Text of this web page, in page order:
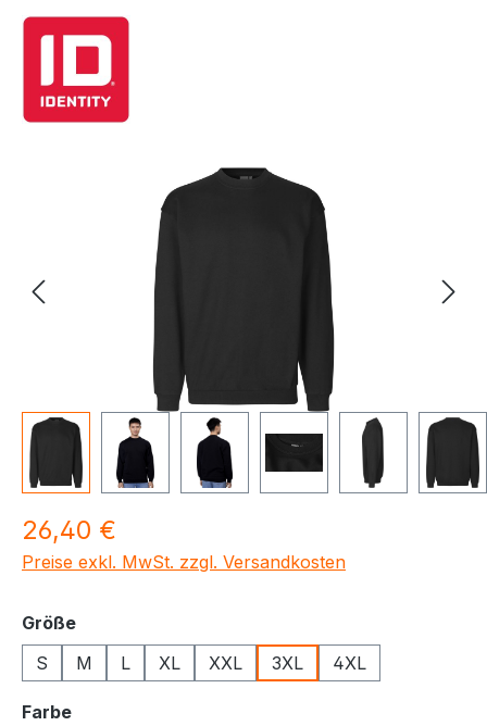
Bildergalerie überspringen
Regulärer Preis:
26,40 €
Preise exkl. MwSt. zzgl. Versandkosten
Größeauswählen
S
M L XL XXL 3XL 4XL
Farbeauswählen